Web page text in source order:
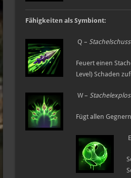
Fähigkeiten als Symbiont:
Q – Stachelschuss
Feuert einen
Level) Schaden
W –
Fügt allen